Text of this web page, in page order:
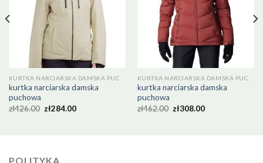
kurtka narciarska damska
puchowa
zł426.00 zł284.00
kurtka narciarska damska
puchowa
zł462.00 zł308.00
POLITYKA